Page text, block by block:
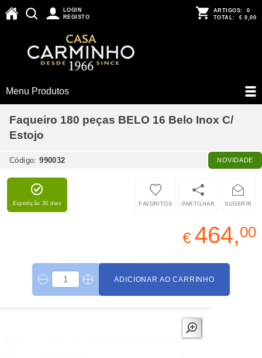
LOGIN
REGISTO
ARTIGOS: 0
TOTAL: € 0,00
Menu Produtos
Faqueiro 180 peças BELO 16 Belo Inox C/
Estojo
Código:990032 NOVIDADE
Expedição 30 dias SUGERIR
PARTILHAR
FAVORITOS
€ 464,00
ADICIONAR AO CARRINHO